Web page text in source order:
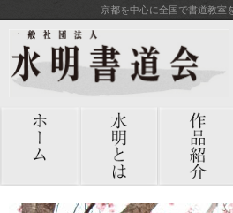
京都を中心に全国で書道教室